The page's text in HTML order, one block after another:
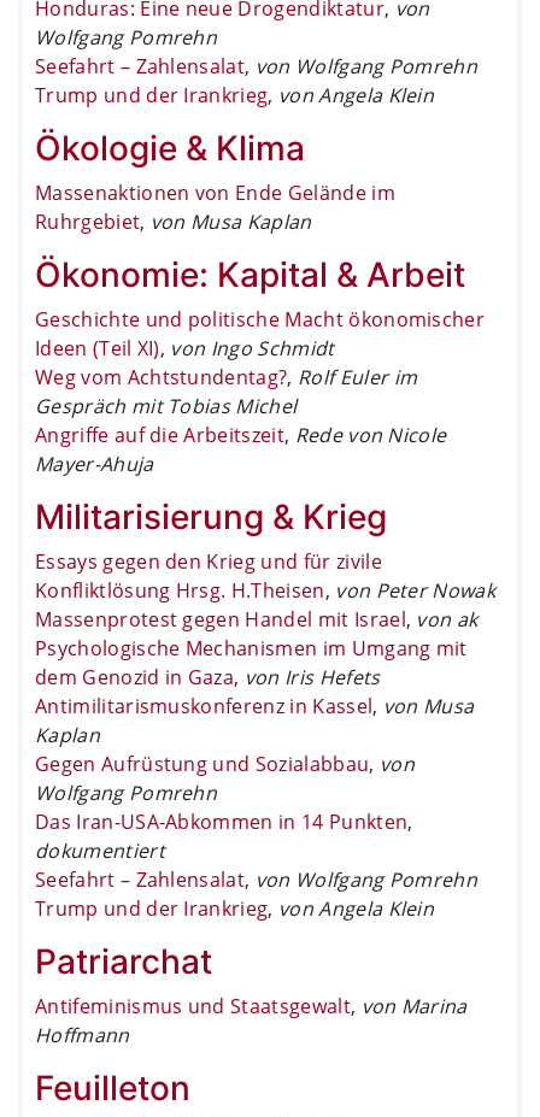
Honduras: Eine neue Drogendiktatur, von
Wolfgang Pomrehn
Seefahrt – Zahlensalat, von Wolfgang Pomrehn
Trump und der Irankrieg, von Angela Klein
Ökologie & Klima
Massenaktionen von Ende Gelände im
Ruhrgebiet, von Musa Kaplan
Ökonomie: Kapital & Arbeit
Geschichte und politische Macht ökonomischer
Ideen (Teil XI), von Ingo Schmidt
Weg vom Achtstundentag?, Rolf Euler im
Gespräch mit Tobias Michel
Angriffe auf die Arbeitszeit, Rede von Nicole
Mayer-Ahuja
Militarisierung & Krieg
Essays gegen den Krieg und für zivile
Konfliktlösung Hrsg. H.Theisen, von Peter Nowak
Massenprotest gegen Handel mit Israel, von ak
Psychologische Mechanismen im Umgang mit
dem Genozid in Gaza, von Iris Hefets
Antimilitarismuskonferenz in Kassel, von Musa
Kaplan
Gegen Aufrüstung und Sozialabbau, von
Wolfgang Pomrehn
Das Iran-USA-Abkommen in 14 Punkten,
dokumentiert
Seefahrt – Zahlensalat, von Wolfgang Pomrehn
Trump und der Irankrieg, von Angela Klein
Patriarchat
Antifeminismus und Staatsgewalt, von Marina
Hoffmann
Feuilleton